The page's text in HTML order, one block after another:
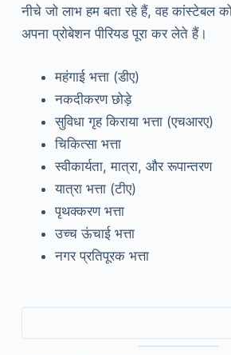
नीचे जो लाभ हम बता रहे हैं, वह कांस्टेबल
अपना प्रोबेशन पीरियड पूरा कर लेते हैं।
महंगाई भत्ता (डीए)
नकदीकरण छोड़े
सुविधा गृह किराया भत्ता (एचआरए)
चिकित्सा भत्ता
स्वीकार्यता, मात्रा, और रूपान्तरण
यात्रा भत्ता (टीए)
पृथक्करण भत्ता
उच्च ऊंचाई भत्ता
नगर प्रतिपूरक भत्ता